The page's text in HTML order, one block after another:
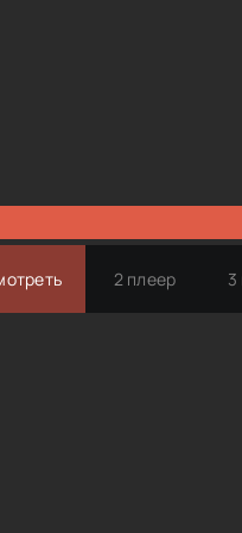
2 плеер 3